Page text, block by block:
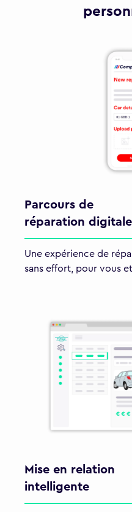
Parcours de
réparation digitale
Une expérience de
sans effort, pour vous
Mise en relation
intelligente